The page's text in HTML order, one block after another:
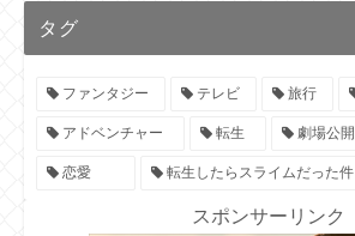
タグ
ファンタジー テレビ 旅行
アドベンチャー 転生 劇場公開
恋愛 転生したらスライムだった件
スポンサーリンク